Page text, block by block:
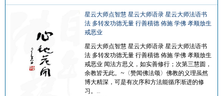
星云大师点智慧 星云大师语录 星云大师法语书
法 多转发功德无量 行善積德 佈施 学佛 孝顺放生
戒恶业
星云大师点智慧 星云大师语录 星云大师法语书
法 多转发功德无量 行善積德 佈施 学佛 孝顺放生
戒恶业 闻法方思义，如实善修行；次第三慧圆，
余教皆无此。~〈赞闻佛法颂〉佛教的义理虽然
博大精深，可是有次序和方法能循序渐进的修
习。…